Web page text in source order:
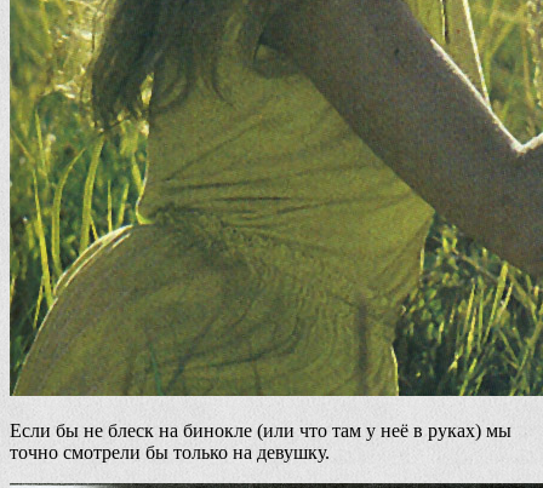
Если бы не блеск на бинокле (или что там у неё в руках) мы
точно смотрели бы только на девушку.